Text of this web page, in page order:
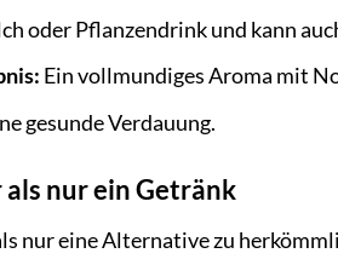
oder Pflanzendrink und kann
Ein vollmundiges Aroma mit
gesunde Verdauung.
nur ein Getränk
nur eine Alternative zu